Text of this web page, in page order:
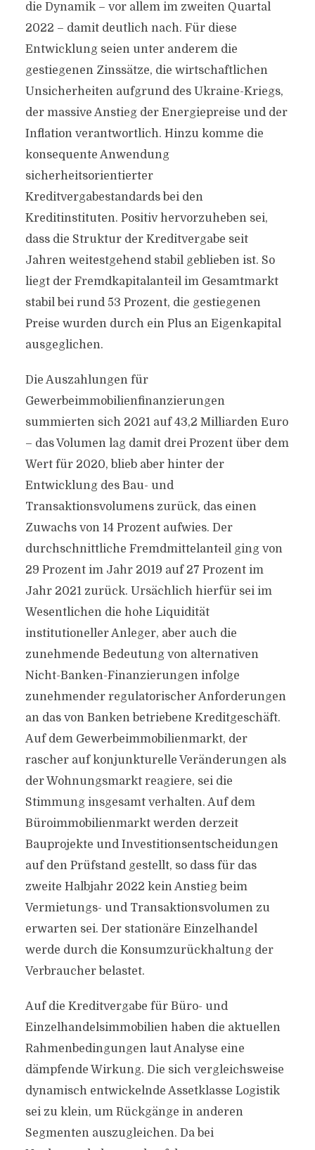
die Dynamik – vor allem im zweiten Quartal
2022 – damit deutlich nach. Für diese
Entwicklung seien unter anderem die
gestiegenen Zinssätze, die wirtschaftlichen
Unsicherheiten aufgrund des Ukraine-Kriegs,
der massive Anstieg der Energiepreise und der
Inflation verantwortlich. Hinzu komme die
konsequente Anwendung
sicherheitsorientierter
Kreditvergabestandards bei den
Kreditinstituten. Positiv hervorzuheben sei,
dass die Struktur der Kreditvergabe seit
Jahren weitestgehend stabil geblieben ist. So
liegt der Fremdkapitalanteil im Gesamtmarkt
stabil bei rund 53 Prozent, die gestiegenen
Preise wurden durch ein Plus an Eigenkapital
ausgeglichen.
Die Auszahlungen für
Gewerbeimmobilienfinanzierungen
summierten sich 2021 auf 43,2 Milliarden Euro
– das Volumen lag damit drei Prozent über dem
Wert für 2020, blieb aber hinter der
Entwicklung des Bau- und
Transaktionsvolumens zurück, das einen
Zuwachs von 14 Prozent aufwies. Der
durchschnittliche Fremdmittelanteil ging von
29 Prozent im Jahr 2019 auf 27 Prozent im
Jahr 2021 zurück. Ursächlich hierfür sei im
Wesentlichen die hohe Liquidität
institutioneller Anleger, aber auch die
zunehmende Bedeutung von alternativen
Nicht-Banken-Finanzierungen infolge
zunehmender regulatorischer Anforderungen
an das von Banken betriebene Kreditgeschäft.
Auf dem Gewerbeimmobilienmarkt, der
rascher auf konjunkturelle Veränderungen als
der Wohnungsmarkt reagiere, sei die
Stimmung insgesamt verhalten. Auf dem
Büroimmobilienmarkt werden derzeit
Bauprojekte und Investitionsentscheidungen
auf den Prüfstand gestellt, so dass für das
zweite Halbjahr 2022 kein Anstieg beim
Vermietungs- und Transaktionsvolumen zu
erwarten sei. Der stationäre Einzelhandel
werde durch die Konsumzurückhaltung der
Verbraucher belastet.
Auf die Kreditvergabe für Büro- und
Einzelhandelsimmobilien haben die aktuellen
Rahmenbedingungen laut Analyse eine
dämpfende Wirkung. Die sich vergleichsweise
dynamisch entwickelnde Assetklasse Logistik
sei zu klein, um Rückgänge in anderen
Segmenten auszugleichen. Da bei